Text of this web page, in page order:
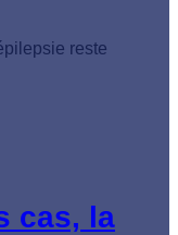
cas, la